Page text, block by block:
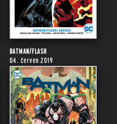
BATMAN/FLASH
04. červen 2019